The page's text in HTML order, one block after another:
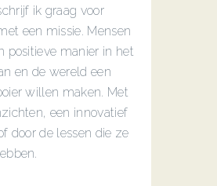
ik graag voor
een missie. Mensen
positieve manier in het
en de wereld een
willen maken. Met
een innovatief
door de lessen die ze